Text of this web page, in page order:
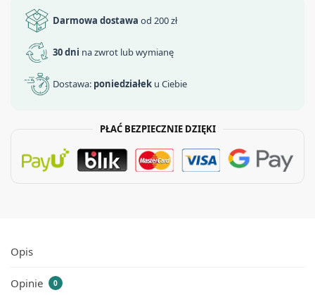
Darmowa dostawa od 200 zł
30 dni na zwrot lub wymianę
Dostawa: poniedziałek u Ciebie
PŁAĆ BEZPIECZNIE DZIĘKI
Opis
Opinie 0